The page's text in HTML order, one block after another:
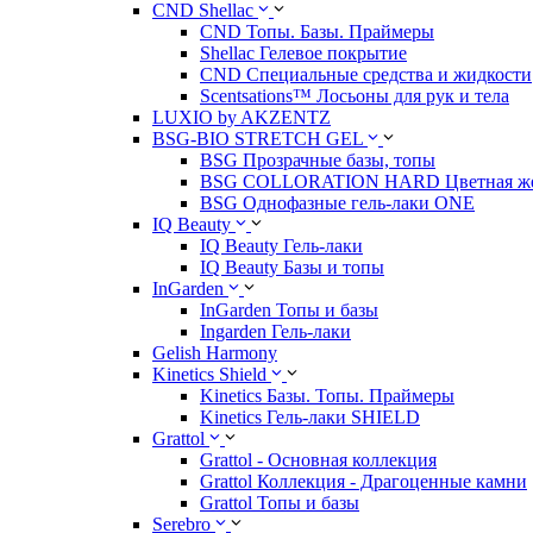
CND Shellac
CND Топы. Базы. Праймеры
Shellac Гелевое покрытие
CND Специальные средства и жидкости
Scentsations™ Лосьоны для рук и тела
LUXIO by AKZENTZ
BSG-BIO STRETCH GEL
BSG Прозрачные базы, топы
BSG COLLORATION HARD Цветная
BSG Однофазные гель-лаки ONE
IQ Beauty
IQ Beauty Гель-лаки
IQ Beauty Базы и топы
InGarden
InGarden Топы и базы
Ingarden Гель-лаки
Gelish Harmony
Kinetics Shield
Kinetics Базы. Топы. Праймеры
Kinetics Гель-лаки SHIELD
Grattol
Grattol - Oснoвнaя коллекция
Grattol Коллекция - Драгоценные камни
Grattol Топы и базы
Serebro